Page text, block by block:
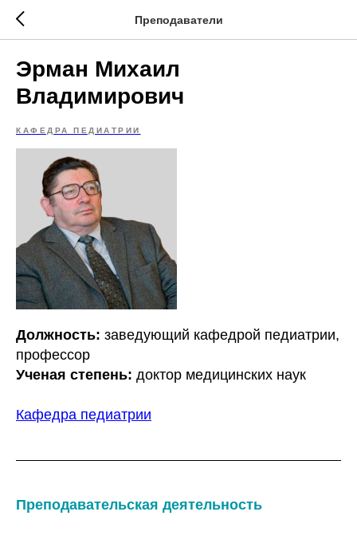
Преподаватели
Эрман Михаил
Владимирович
КАФЕДРА ПЕДИАТРИИ
Должность: заведующий кафедрой педиатрии,
профессор
Ученая степень: доктор медицинских наук
Кафедра педиатрии
Преподавательская деятельность